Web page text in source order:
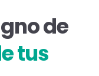
de
tus